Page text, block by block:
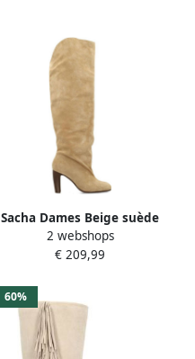
Sacha Dames Beige suède
hoge laarzen met hak
2 webshops
€ 209,99
60%